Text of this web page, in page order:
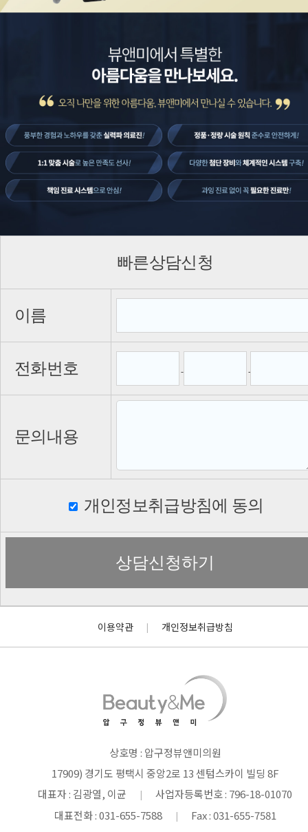
빠른상담신청
이름
전화번호 - -
문의내용
개인정보취급방침에 동의
이용약관 | 개인정보취급방침
상호명 : 압구정뷰앤미의원
17909) 경기도 평택시 중앙2로 13 센텀스카이 빌딩 8F
대표자 : 김광열, 이균
|
사업자등록번호 : 796-18-01070
대표전화 : 031-655-7588
| Fax : 031-655-7581